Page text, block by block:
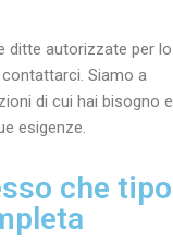
ditte autorizzate per lo
Siamo a
di cui hai bisogno e
esigenze.
che tipo